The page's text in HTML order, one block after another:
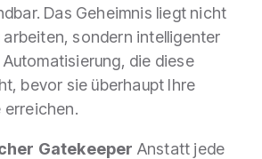
Das Geheimnis liegt nicht
sondern intelligenter
die diese
bevor sie überhaupt Ihre
erreichen.
Gatekeeper Anstatt jede